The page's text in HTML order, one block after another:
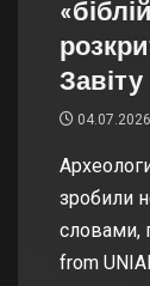
Завіту
04.07.2026
зробили
словами,
from